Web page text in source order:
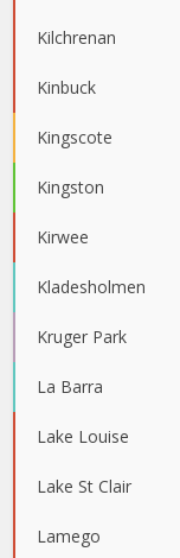
Kilchrenan
Kinbuck
Kingscote
Kingston
Kirwee
Kladesholmen
Kruger Park
La Barra
Lake Louise
Lake St Clair
Lamego